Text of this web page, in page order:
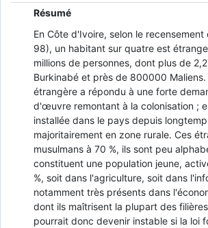
Résumé
En Côte d'Ivoire, selon le recensement
98), un habitant sur quatre est
millions de personnes, dont plus de
Burkinabé et près de 800000
étrangère a répondu à une forte
d'œuvre remontant à la colonisation ;
installée dans le pays depuis
majoritairement en zone rurale. Ces
musulmans à 70 %, ils sont peu
constituent une population jeune,
%, soit dans l'agriculture, soit dans
notamment très présents dans
dont ils maîtrisent la plupart des
pourrait donc devenir instable si la loi